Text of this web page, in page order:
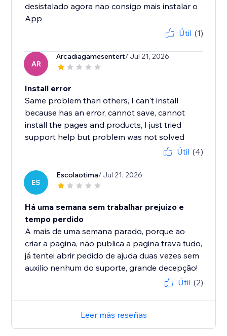
desistalado agora nao consigo mais instalar o
App
Útil (1)
AR
Arcadiagamesentert/ Jul 21, 2026
Install error
Same problem than others, I can't install
because has an error, cannot save, cannot
install the pages and products, I just tried
support help but problem was not solved
Útil (4)
ES
Escolaotima/ Jul 21, 2026
Há uma semana sem trabalhar prejuizo e
tempo perdido
A mais de uma semana parado, porque ao
criar a pagina, não publica a pagina trava tudo,
já tentei abrir pedido de ajuda duas vezes sem
auxilio nenhum do suporte, grande decepção!
Útil (2)
Leer más reseñas